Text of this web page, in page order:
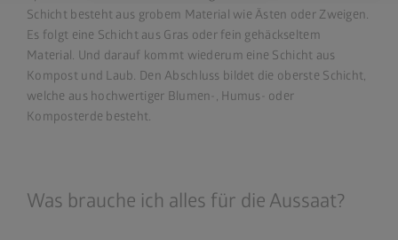
Schicht besteht aus grobem Material wie Ästen oder Zweigen.
Es folgt eine Schicht aus Gras oder fein gehäckseltem
Material. Und darauf kommt wiederum eine Schicht aus
Kompost und Laub. Den Abschluss bildet die oberste Schicht,
welche aus hochwertiger Blumen-, Humus- oder
Komposterde besteht.
Was brauche ich alles für die Aussaat?